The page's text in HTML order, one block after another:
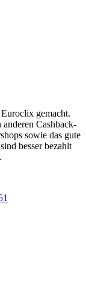
gemacht.
Cashback-
sowie das gute
besser bezahlt